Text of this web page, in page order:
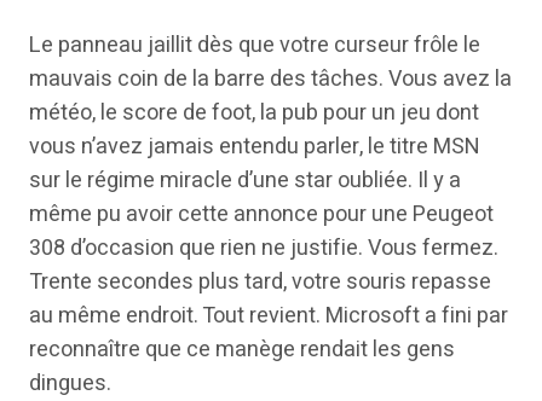
Le panneau jaillit dès que votre curseur frôle le
mauvais coin de la barre des tâches. Vous avez la
météo, le score de foot, la pub pour un jeu dont
vous n’avez jamais entendu parler, le titre MSN
sur le régime miracle d’une star oubliée. Il y a
même pu avoir cette annonce pour une Peugeot
308 d’occasion que rien ne justifie. Vous fermez.
Trente secondes plus tard, votre souris repasse
au même endroit. Tout revient. Microsoft a fini par
reconnaître que ce manège rendait les gens
dingues.